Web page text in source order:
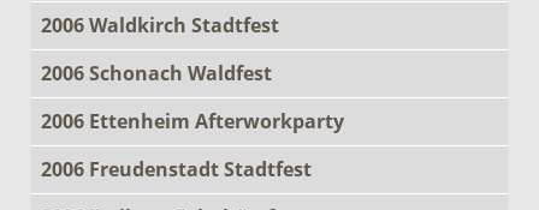
2006 Waldkirch Stadtfest
2006 Schonach Waldfest
2006 Ettenheim Afterworkparty
2006 Freudenstadt Stadtfest